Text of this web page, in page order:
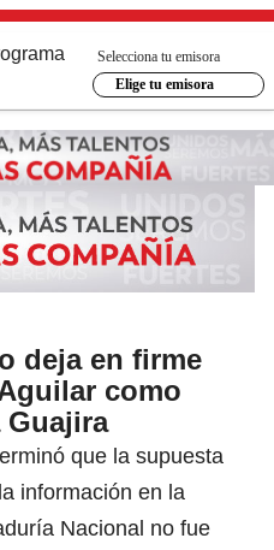
Selecciona tu emisora
Elige tu emisora
deja en firme
como
Guajira
que la supuesta
información en la
Nacional no fue